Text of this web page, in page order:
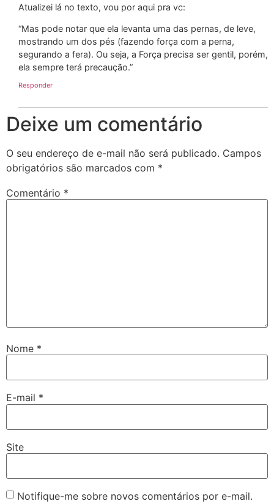
Atualizei lá no texto, vou por aqui pra vc:
“Mas pode notar que ela levanta uma das pernas, de leve,
mostrando um dos pés (fazendo força com a perna,
segurando a fera). Ou seja, a Força precisa ser gentil, porém,
ela sempre terá precaução.”
Responder
Deixe um comentário
O seu endereço de e-mail não será publicado. Campos
obrigatórios são marcados com *
Comentário *
Nome *
E-mail *
Site
Notifique-me sobre novos comentários por e-mail.